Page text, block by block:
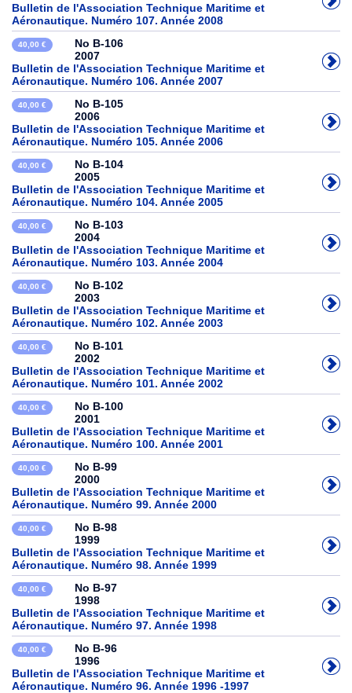
Bulletin de l'Association Technique Maritime et
Aéronautique. Numéro 107. Année 2008
40,00 €
No B-106
2007
Bulletin de l'Association Technique Maritime et
Aéronautique. Numéro 106. Année 2007
40,00 €
No B-105
2006
Bulletin de l'Association Technique Maritime et
Aéronautique. Numéro 105. Année 2006
40,00 €
No B-104
2005
Bulletin de l'Association Technique Maritime et
Aéronautique. Numéro 104. Année 2005
40,00 €
No B-103
2004
Bulletin de l'Association Technique Maritime et
Aéronautique. Numéro 103. Année 2004
40,00 €
No B-102
2003
Bulletin de l'Association Technique Maritime et
Aéronautique. Numéro 102. Année 2003
40,00 €
No B-101
2002
Bulletin de l'Association Technique Maritime et
Aéronautique. Numéro 101. Année 2002
40,00 €
No B-100
2001
Bulletin de l'Association Technique Maritime et
Aéronautique. Numéro 100. Année 2001
40,00 €
No B-99
2000
Bulletin de l'Association Technique Maritime et
Aéronautique. Numéro 99. Année 2000
40,00 €
No B-98
1999
Bulletin de l'Association Technique Maritime et
Aéronautique. Numéro 98. Année 1999
40,00 €
No B-97
1998
Bulletin de l'Association Technique Maritime et
Aéronautique. Numéro 97. Année 1998
40,00 €
No B-96
1996
Bulletin de l'Association Technique Maritime et
Aéronautique. Numéro 96. Année 1996 -1997